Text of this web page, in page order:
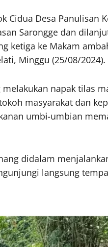
Cidua Desa Panulisan
Sarongge dan
ketiga ke Makam
Minggu (25/08/2024).
napak tilas
masyarakat dan
umbi-umbian
didalam
langsung